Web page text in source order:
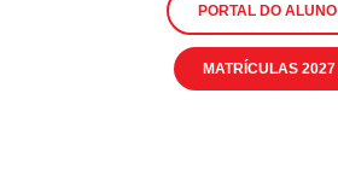
PORTAL DO ALUNO
MATRÍCULAS 2027